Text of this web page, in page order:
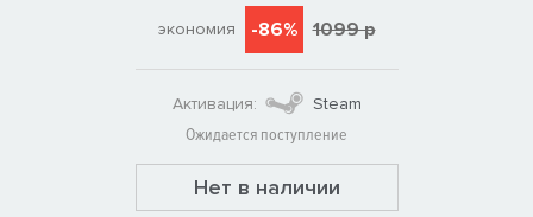
экономия -86% 1099 р
Активация:
Steam
Ожидается поступление
Нет в наличии